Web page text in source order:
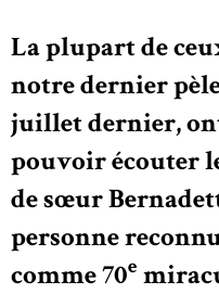
La plupart de
notre dernier
juillet dernier,
pouvoir écouter
de sœur
personne
comme 70e